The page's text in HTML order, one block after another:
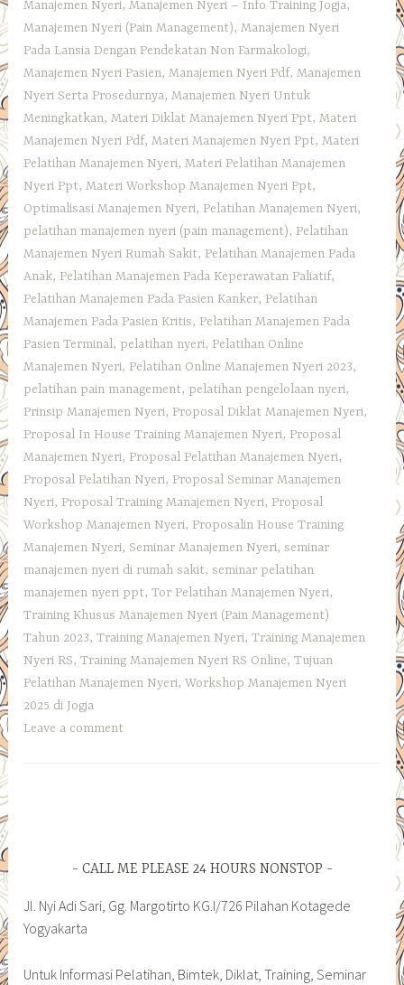
Manajemen Nyeri,Manajemen Nyeri – Info Training Jogja,
Manajemen Nyeri (Pain Management),Manajemen Nyeri
Pada Lansia Dengan Pendekatan Non Farmakologi,
Manajemen Nyeri Pasien,Manajemen Nyeri Pdf,Manajemen
Nyeri Serta Prosedurnya,Manajemen Nyeri Untuk
Meningkatkan,Materi Diklat Manajemen Nyeri Ppt,Materi
Manajemen Nyeri Pdf,Materi Manajemen Nyeri Ppt,Materi
Pelatihan Manajemen Nyeri,Materi Pelatihan Manajemen
Nyeri Ppt,Materi Workshop Manajemen Nyeri Ppt,
Optimalisasi Manajemen Nyeri, Pelatihan Manajemen Nyeri,
pelatihan manajemen nyeri (pain management), Pelatihan
Manajemen Nyeri Rumah Sakit, Pelatihan Manajemen Pada
Anak, Pelatihan Manajemen Pada Keperawatan Paliatif,
Pelatihan Manajemen Pada Pasien Kanker, Pelatihan
Manajemen Pada Pasien Kritis, Pelatihan Manajemen Pada
Pasien Terminal, pelatihan nyeri, Pelatihan Online
Manajemen Nyeri, Pelatihan Online Manajemen Nyeri 2023,
pelatihan pain management, pelatihan pengelolaan nyeri,
Prinsip Manajemen Nyeri, Proposal Diklat Manajemen Nyeri,
Proposal In House Training Manajemen Nyeri, Proposal
Manajemen Nyeri, Proposal Pelatihan Manajemen Nyeri,
Proposal Pelatihan Nyeri, Proposal Seminar Manajemen
Nyeri, Proposal Training Manajemen Nyeri, Proposal
Workshop Manajemen Nyeri, Proposalin House Training
Manajemen Nyeri, Seminar Manajemen Nyeri,seminar
manajemen nyeri di rumah sakit,seminar pelatihan
manajemen nyeri ppt,Tor Pelatihan Manajemen Nyeri,
Training Khusus Manajemen Nyeri (Pain Management)
Tahun 2023,Training Manajemen Nyeri,Training Manajemen
Nyeri RS,Training Manajemen Nyeri RS Online,Tujuan
Pelatihan Manajemen Nyeri,Workshop Manajemen Nyeri
2025 di Jogja
Leave a comment
CALL ME PLEASE 24 HOURS NONSTOP
Jl. Nyi Adi Sari, Gg. Margotirto KG.I/726 Pilahan Kotagede
Yogyakarta
Untuk Informasi Pelatihan, Bimtek, Diklat, Training, Seminar